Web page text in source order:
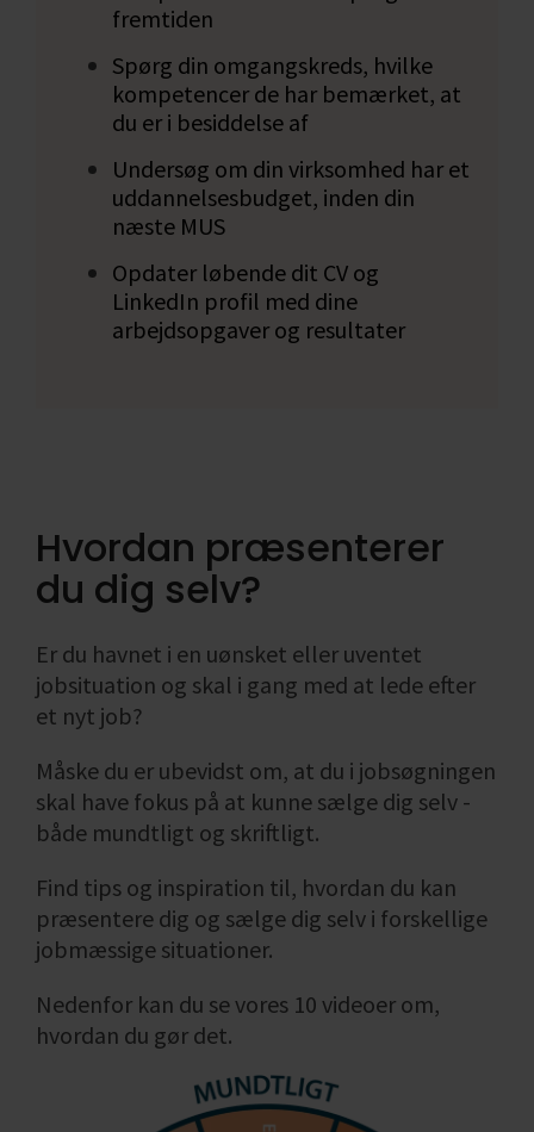
indenfor dit geografiske område, så du ikke
lige pludselig opdager, at du møder
forhindringer i forhold til manglende
jobmuligheder.
Til sidstnævnte kan du igen finde hjælp hos
Jobindex til at trykprøve jobmulighederne i
dit område. Følg disse 3 trin:
Trin 1: Lav din søgning på ord og
geografi
job
På grafen kan du se, hvor mange jobs, der
typisk bliver slået op, som matcher din
hvordan jobmulighederne er.
Søg sparringspartnere
Manglende viden om muligheder er det, der
ofte gør det svært at træffe et valg. Så derfor
er det også altid godt at søge
sparringspartnere undervejs. På
uddannelsesinstitutioner er der ansat
studievejledere, der både kan fortælle dig om
uddannelsernes opbygning, økonomien
undervejs og fremtidige jobmuligheder.
10 gode råd til dig, der overvejer en ny
retning i dit arbejdsliv
fremtiden
Spørg din omgangskreds, hvilke
kompetencer de har bemærket, at
du er i besiddelse af
Undersøg om din virksomhed har et
uddannelsesbudget, inden din
næste MUS
Opdater løbende dit CV og
LinkedIn profil med dine
arbejdsopgaver og resultater
Hvordan præsenterer
du dig selv?
Er du havnet i en uønsket eller uventet
jobsituation og skal i gang med at lede efter
et nyt job?
Måske du er ubevidst om, at du i jobsøgningen
skal have fokus på at kunne sælge dig selv -
både mundtligt og skriftligt.
Find tips og inspiration til, hvordan du kan
præsentere dig og sælge dig selv i forskellige
jobmæssige situationer.
Nedenfor kan du se vores 10 videoer om,
hvordan du gør det.